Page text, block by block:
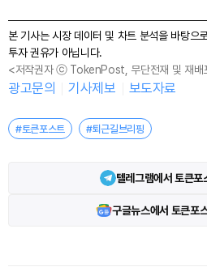
본 기사는 시장 데이터 및 차트 분석을 바탕으
투자 권유가 아닙니다.
<저작권자 ⓒ TokenPost, 무단전재 및 재배
광고문의 기사제보 보도자료
#토큰포스트 #퇴근길브리핑
텔레그램에서 토큰포
구글뉴스에서 토큰포